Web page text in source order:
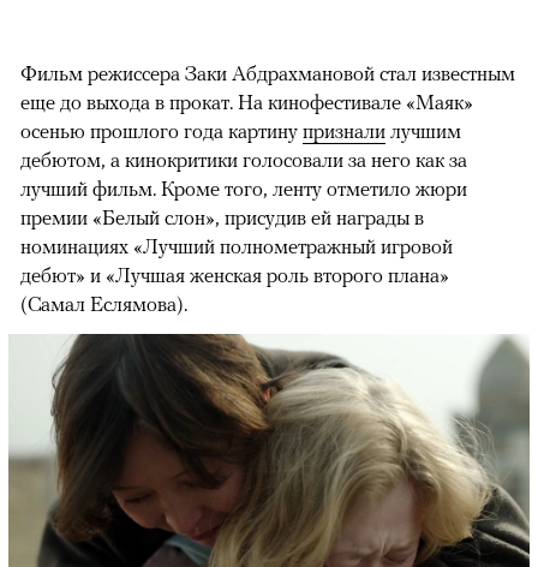
Фильм режиссера Заки Абдрахмановой стал известным
еще до выхода в прокат. На кинофестивале «Маяк»
осенью прошлого года картину признали лучшим
дебютом, а кинокритики голосовали за него как за
лучший фильм. Кроме того, ленту отметило жюри
премии «Белый слон», присудив ей награды в
номинациях «Лучший полнометражный игровой
дебют» и «Лучшая женская роль второго плана»
(Самал Еслямова).